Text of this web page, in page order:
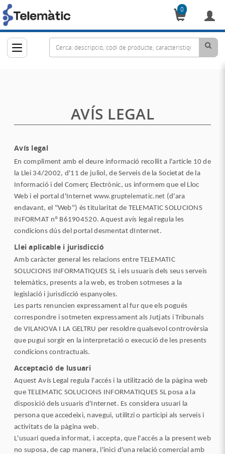
0
AVÍS LEGAL
Avís legal
En compliment amb el deure informació recollit a l'article 10 de
la Llei 34/2002, d'11 de juliol, de Serveis de la Societat de la
Informació i del Comerç Electrònic, us informem que el Lloc
Web i el portal d'Internet www.gruptelematic.net (d'ara
endavant, el "Web") és titularitat de TELEMATIC SOLUCIONS
INFORMAT nº B61904520. Aquest avís legal regula les
condicions dús del portal desmentat dInternet.
Llei aplicable i jurisdicció
Amb caràcter general les relacions entre TELEMATIC
SOLUCIONS INFORMATIQUES SL i els usuaris dels seus serveis
telemàtics, presents a la web, es troben sotmeses a la
legislació i jurisdicció espanyoles.
Les parts renuncien expressament al fur que els pogués
correspondre i sotmeten expressament als Jutjats i Tribunals
de VILANOVA I LA GELTRU per resoldre qualsevol controvèrsia
que pugui sorgir en la interpretació o execució de les presents
condicions contractuals.
Acceptació de lusuari
Aquest Avís Legal regula l'accés i la utilització de la pàgina web
que TELEMATIC SOLUCIONS INFORMATIQUES SL posa a la
disposició dels usuaris d'Internet. Es considera usuari la
persona que accedeixi, navegui, utilitzi o participi als serveis i
activitats de la pàgina web.
L'usuari queda informat, i accepta, que l'accés a la present web
no suposa, de cap manera, l'inici d'una relació comercial amb